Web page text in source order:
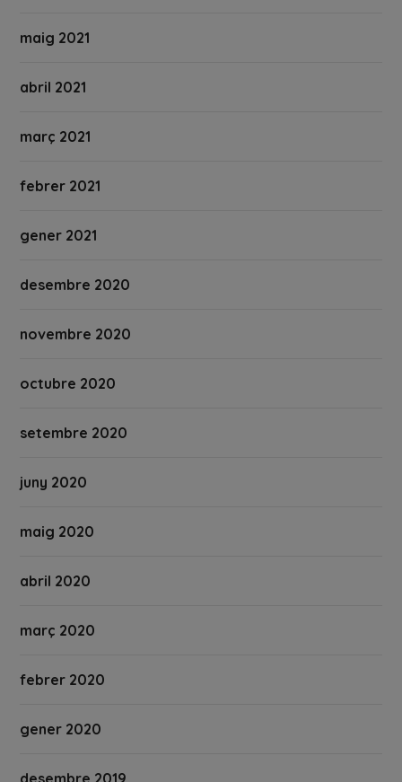
maig 2021
abril 2021
març 2021
febrer 2021
gener 2021
desembre 2020
novembre 2020
octubre 2020
setembre 2020
juny 2020
maig 2020
abril 2020
març 2020
febrer 2020
gener 2020
desembre 2019